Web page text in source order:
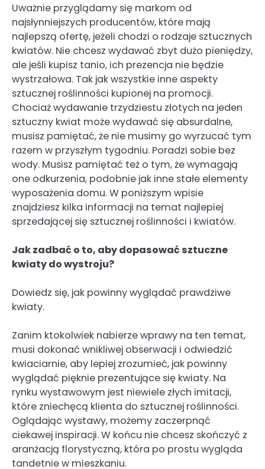
Uważnie przyglądamy się markom od
najsłynniejszych producentów, które mają
najlepszą ofertę, jeżeli chodzi o rodzaje sztucznych
kwiatów. Nie chcesz wydawać zbyt dużo pieniędzy,
ale jeśli kupisz tanio, ich prezencja nie będzie
wystrzałowa. Tak jak wszystkie inne aspekty
sztucznej roślinności kupionej na promocji.
Chociaż wydawanie trzydziestu złotych na jeden
sztuczny kwiat może wydawać się absurdalne,
musisz pamiętać, że nie musimy go wyrzucać tym
razem w przyszłym tygodniu. Poradzi sobie bez
wody. Musisz pamiętać też o tym, że wymagają
one odkurzenia, podobnie jak inne stałe elementy
wyposażenia domu. W poniższym wpisie
znajdziesz kilka informacji na temat najlepiej
sprzedającej się sztucznej roślinności i kwiatów.
Jak zadbać o to, aby dopasować sztuczne
kwiaty do wystroju?
Dowiedz się, jak powinny wyglądać prawdziwe
kwiaty.
Zanim ktokolwiek nabierze wprawy na ten temat,
musi dokonać wnikliwej obserwacji i odwiedzić
kwiaciarnie, aby lepiej zrozumieć, jak powinny
wyglądać pięknie prezentujące się kwiaty. Na
rynku wystawowym jest niewiele złych imitacji,
które zniechęcą klienta do sztucznej roślinności.
Oglądając wystawy, możemy zaczerpnąć
ciekawej inspiracji. W końcu nie chcesz skończyć z
aranżacją florystyczną, która po prostu wygląda
tandetnie w mieszkaniu.